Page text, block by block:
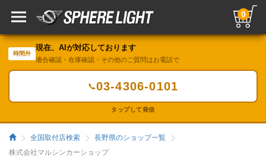
0
時間外
現在、AIが対応しております
適合確認・在庫確認・その他のご質問はお電話で
📞03-4306-0101
タップして発信
全国取付店検索
長野県のショップ一覧
株式会社マルシンカーショップ